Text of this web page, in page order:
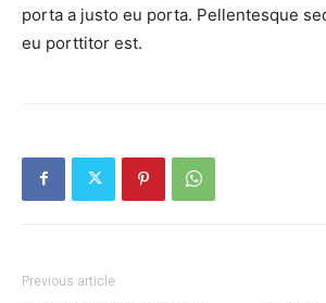
porta a justo eu porta. Pellentesque
eu porttitor est.
Previous article